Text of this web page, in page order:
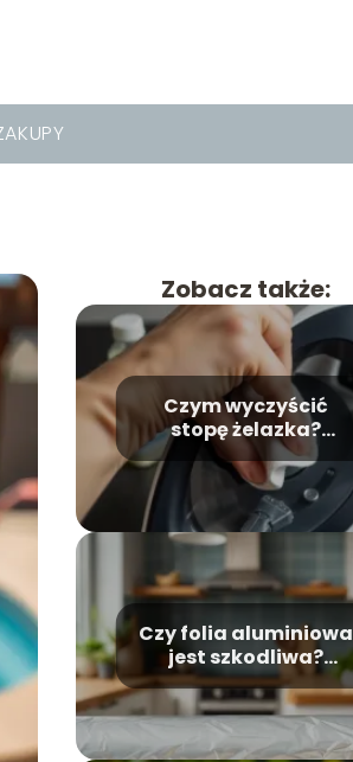
Zobacz także:
Czym wyczyścić
stopę żelazka?
Praktyczne porady i
wskazówki
Czy folia aluminiowa
jest szkodliwa?
Sprawdź, co mówią
badania